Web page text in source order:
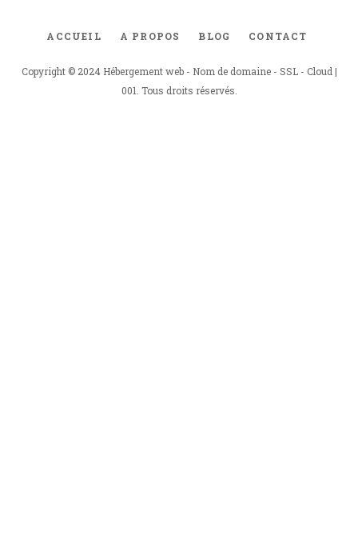
Footer
menu
ACCUEIL A PROPOS BLOG CONTACT
Copyright © 2024 Hébergement web - Nom de domaine - SSL - Cloud |
001. Tous droits réservés.